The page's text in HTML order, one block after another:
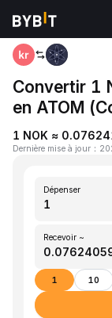
Accueil
Convertir 1
en ATOM
1 NOK ≈
Dernière mise à jour ：
Dépenser
Recevoir ~
1 10